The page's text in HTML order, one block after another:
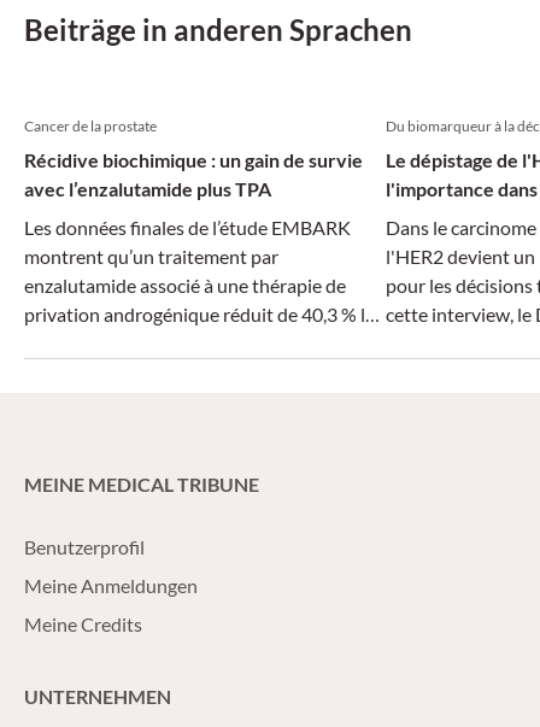
aufgeschlagen
Beiträge in anderen Sprachen
Cancer de la prostate
Récidive biochimique : un gain de survie
avec l’enzalutamide plus TPA
Les données finales de l’étude EMBARK
montrent qu’un traitement par
enzalutamide associé à une thérapie de
privation androgénique réduit de 40,3 % le
Du biomarqueur à la
Le dépistage de
l'importance
Dans le
l'HER2 devient
pour les
cette interview, le
MEINE MEDICAL TRIBUNE
Benutzerprofil
Meine Anmeldungen
Meine Credits
UNTERNEHMEN